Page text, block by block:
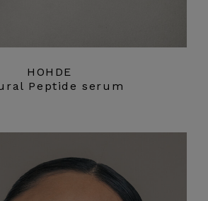
HOHDE
Peptide serum